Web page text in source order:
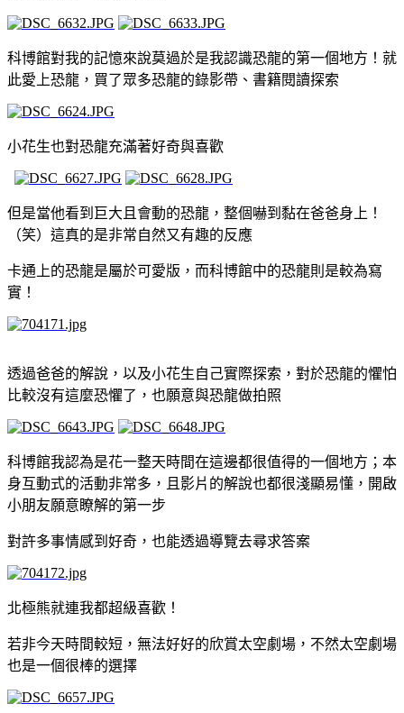
科博館對我的記憶來說莫過於是我認識恐龍的第一個地方！就
此愛上恐龍，買了眾多恐龍的錄影帶、書籍閱讀探索
小花生也對恐龍充滿著好奇與喜歡
但是當他看到巨大且會動的恐龍，整個嚇到黏在爸爸身上！
（笑）這真的是非常自然又有趣的反應
卡通上的恐龍是屬於可愛版，而科博館中的恐龍則是較為寫
實！
透過爸爸的解說，以及小花生自己實際探索，對於恐龍的懼怕
比較沒有這麼恐懼了，也願意與恐龍做拍照
科博館我認為是花一整天時間在這邊都很值得的一個地方；本
身互動式的活動非常多，且影片的解說也都很淺顯易懂，開啟
小朋友願意瞭解的第一步
對許多事情感到好奇，也能透過導覽去尋求答案
北極熊就連我都超級喜歡！
若非今天時間較短，無法好好的欣賞太空劇場，不然太空劇場
也是一個很棒的選擇